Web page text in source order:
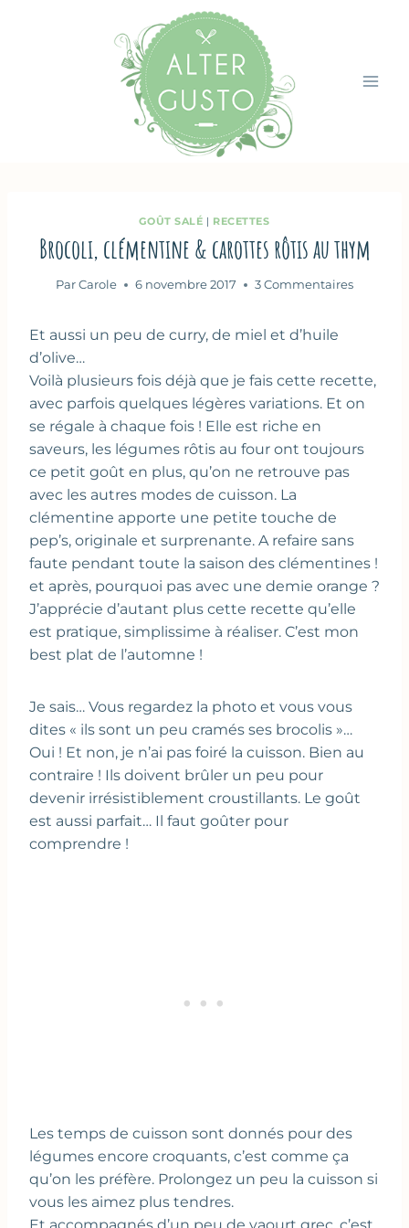
GOÛT SALÉ | RECETTES
Brocoli, clémentine & carottes rôtis au thym
Par Carole 6 novembre 2017 3 Commentaires
Et aussi un peu de curry, de miel et d’huile
d’olive…
Voilà plusieurs fois déjà que je fais cette recette,
avec parfois quelques légères variations. Et on
se régale à chaque fois ! Elle est riche en
saveurs, les légumes rôtis au four ont toujours
ce petit goût en plus, qu’on ne retrouve pas
avec les autres modes de cuisson. La
clémentine apporte une petite touche de
pep’s, originale et surprenante. A refaire sans
faute pendant toute la saison des clémentines !
et après, pourquoi pas avec une demie orange ?
J’apprécie d’autant plus cette recette qu’elle
est pratique, simplissime à réaliser. C’est mon
best plat de l’automne !
Je sais… Vous regardez la photo et vous vous
dites « ils sont un peu cramés ses brocolis »…
Oui ! Et non, je n’ai pas foiré la cuisson. Bien au
contraire ! Ils doivent brûler un peu pour
devenir irrésistiblement croustillants. Le goût
est aussi parfait… Il faut goûter pour
comprendre !
Les temps de cuisson sont donnés pour des
légumes encore croquants, c’est comme ça
qu’on les préfère. Prolongez un peu la cuisson si
vous les aimez plus tendres.